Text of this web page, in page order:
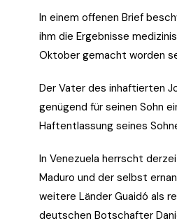
In einem offenen Brief
ihm die Ergebnisse
Oktober gemacht worden
Der Vater des inhaftierten
genügend für seinen Sohn
Haftentlassung seines
In Venezuela herrscht
Maduro und der selbst
weitere Länder Guaidó als
deutschen Botschafter